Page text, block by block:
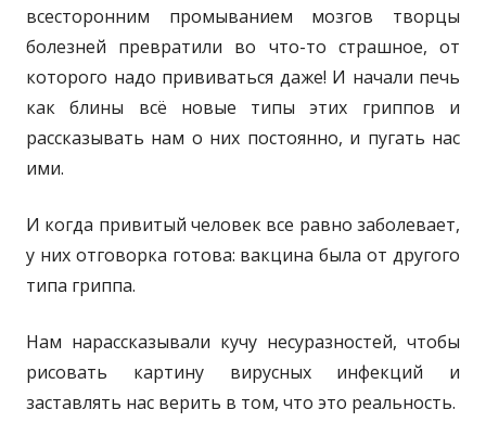
всесторонним промыванием мозгов творцы
болезней превратили во что-то страшное, от
которого надо прививаться даже! И начали печь
как блины всё новые типы этих гриппов и
рассказывать нам о них постоянно, и пугать нас
ими.
И когда привитый человек все равно заболевает,
у них отговорка готова: вакцина была от другого
типа гриппа.
Нам нарассказывали кучу несуразностей, чтобы
рисовать картину вирусных инфекций и
заставлять нас верить в том, что это реальность.